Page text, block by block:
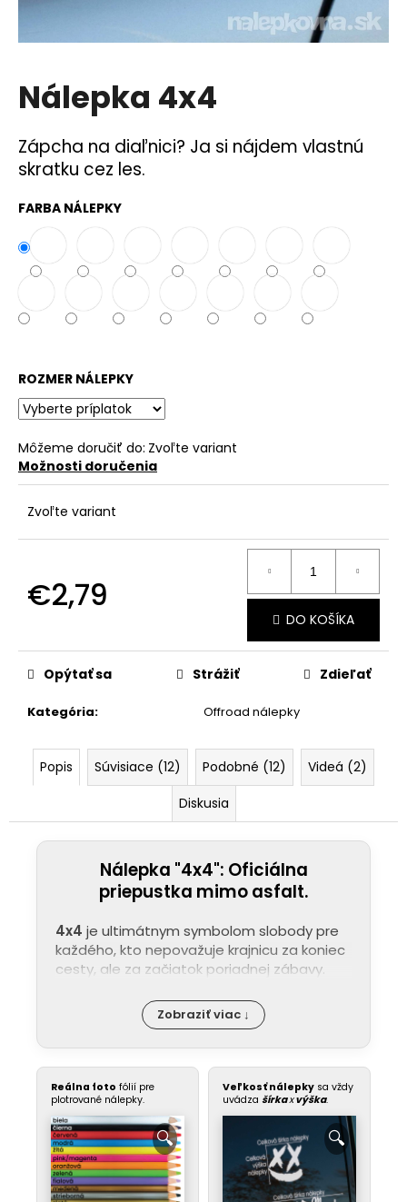
Nálepka 4x4
Zápcha na diaľnici? Ja si nájdem vlastnú
skratku cez les.
FARBA NÁLEPKY
ROZMER NÁLEPKY
Môžeme doručiť do: Zvoľte variant
Možnosti doručenia
Zvoľte variant
€2,79
DO KOŠÍKA
Kategória: Offroad nálepky
Opýtať sa Strážiť Zdieľať
Popis Súvisiace (12) Podobné (12)
Videá (2)
Diskusia
Nálepka "4x4": Oficiálna
priepustka mimo asfalt.
4x4 je ultimátnym symbolom slobody pre
každého, kto nepovažuje krajnicu za koniec
cesty, ale za začiatok poriadnej zábavy.
Zobraziť viac ↓
Reálna foto fólií pre
plotrované nálepky.
Veľkosť nálepky sa vždy
uvádza šírkaxvýška.
á
j
ť
?
O
d
p
r
ú
č
m
e